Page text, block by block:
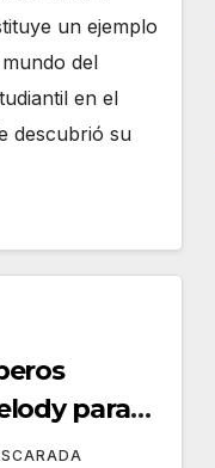
un ejemplo
del
en el
descubrió su